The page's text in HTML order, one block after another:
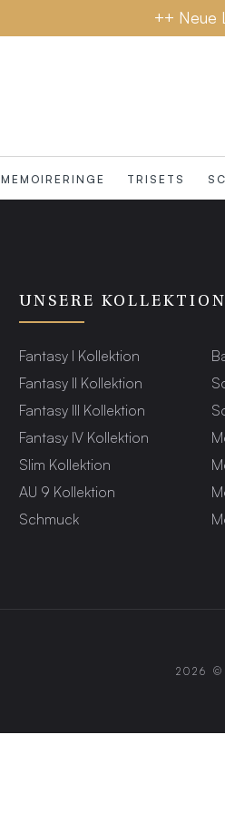
++ Neue
MEMOIRERINGE TRISETS
UNSERE
Fantasy I Kollektion
Fantasy II Kollektion
Fantasy III Kollektion
Fantasy IV Kollektion
Slim Kollektion
AU 9 Kollektion
Schmuck
2026 ©